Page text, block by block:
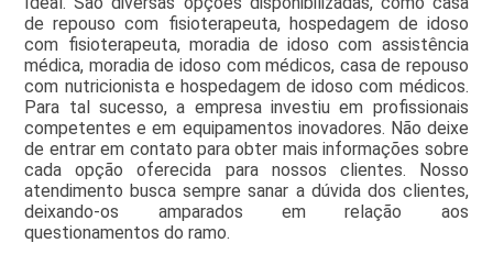
de repouso com fisioterapeuta, hospedagem de idoso
com fisioterapeuta, moradia de idoso com assistência
médica, moradia de idoso com médicos, casa de repouso
com nutricionista e hospedagem de idoso com médicos.
Para tal sucesso, a empresa investiu em profissionais
competentes e em equipamentos inovadores. Não deixe
de entrar em contato para obter mais informações sobre
cada opção oferecida para nossos clientes. Nosso
atendimento busca sempre sanar a dúvida dos clientes,
deixando-os amparados em relação aos
questionamentos do ramo.